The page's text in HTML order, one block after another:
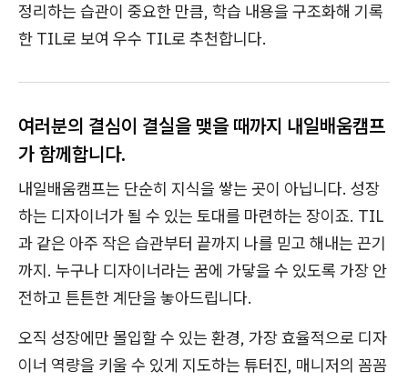
정리하는 습관이 중요한 만큼, 학습 내용을 구조화해 기록
한 TIL로 보여 우수 TIL로 추천합니다.
여러분의 결심이 결실을 맺을 때까지 내일배움캠프
가 함께합니다.
내일배움캠프는 단순히 지식을 쌓는 곳이 아닙니다. 성장
하는 디자이너가 될 수 있는 토대를 마련하는 장이죠. TIL
과 같은 아주 작은 습관부터 끝까지 나를 믿고 해내는 끈기
까지. 누구나 디자이너라는 꿈에 가닿을 수 있도록 가장 안
전하고 튼튼한 계단을 놓아드립니다.
오직 성장에만 몰입할 수 있는 환경, 가장 효율적으로 디자
이너 역량을 키울 수 있게 지도하는 튜터진, 매니저의 꼼꼼